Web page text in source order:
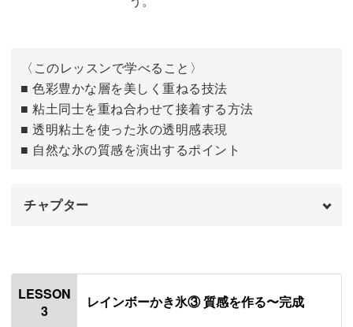
クラッシュゼリーやかき氷は、お好みの色に変えて「この
味かな？」と想像をふくらませるのも楽しいところ。
唯一無二のオリジナリティを加えられるのも、フェイクス
イーツ作りの醍醐味です！
「夏はどこに行っても暑いし、家で何かできることはない
かな⋯？」
〈このレッスンで学べること〉
■ 色彩豊かな層を美しく重ねる技法
■ 粘土同士を重ね合わせて接着する方法
■ 透明粘土を使った氷の透明感表現
■ 自然な氷の質感を演出するポイント
チャプター
着色した粘土を土台にのせる
白に着色した粘土を被せる
LESSON
3
レインボーかき氷③ 質感を作る〜完成